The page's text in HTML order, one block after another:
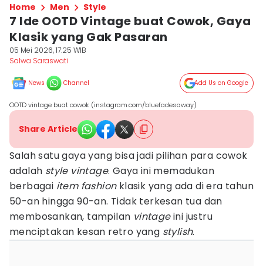
Home Men Style
7 Ide OOTD Vintage buat Cowok, Gaya
Klasik yang Gak Pasaran
05 Mei 2026, 17:25 WIB
Salwa Saraswati
News Channel Add Us on Google
OOTD vintage buat cowok (instagram.com/bluefadesaway)
Share Article
Salah satu gaya yang bisa jadi pilihan para cowok
adalah style vintage. Gaya ini memadukan
berbagai item fashionklasik yang ada di era tahun
50-an hingga 90-an. Tidak terkesan tua dan
membosankan, tampilan vintageini justru
menciptakan kesan retro yang stylish.